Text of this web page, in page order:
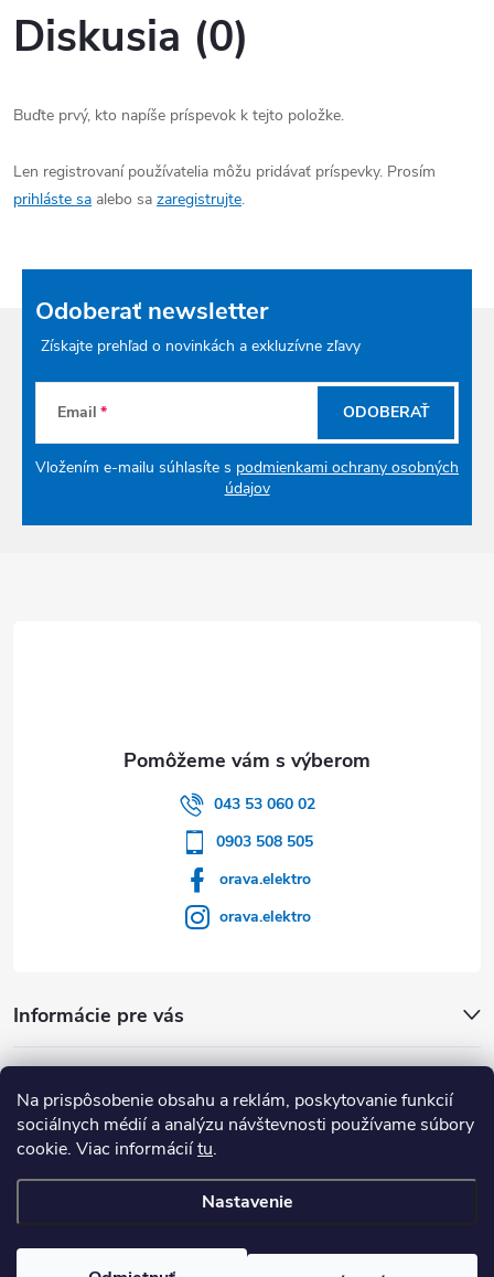
Na prispôsobenie obsahu a reklám, poskytovanie funkcií
sociálnych médií a analýzu návštevnosti používame súbory
cookie. Viac informáciítu.
Nastavenie
Diskusia (0)
Buďte prvý, kto napíše príspevok k tejto položke.
Len registrovaní používatelia môžu pridávať príspevky. Prosím
prihláste sa alebo sa zaregistrujte.
Odoberať newsletter
Získajte prehľad o novinkách a exkluzívne zľavy
Email
Vložením e-mailu súhlasíte s podmienkami ochrany osobných
údajov
ODOBERAŤ
043 53 060 02
0903 508 505
orava.elektro
orava.elektro
Informácie pre vás
nastavenie cookies